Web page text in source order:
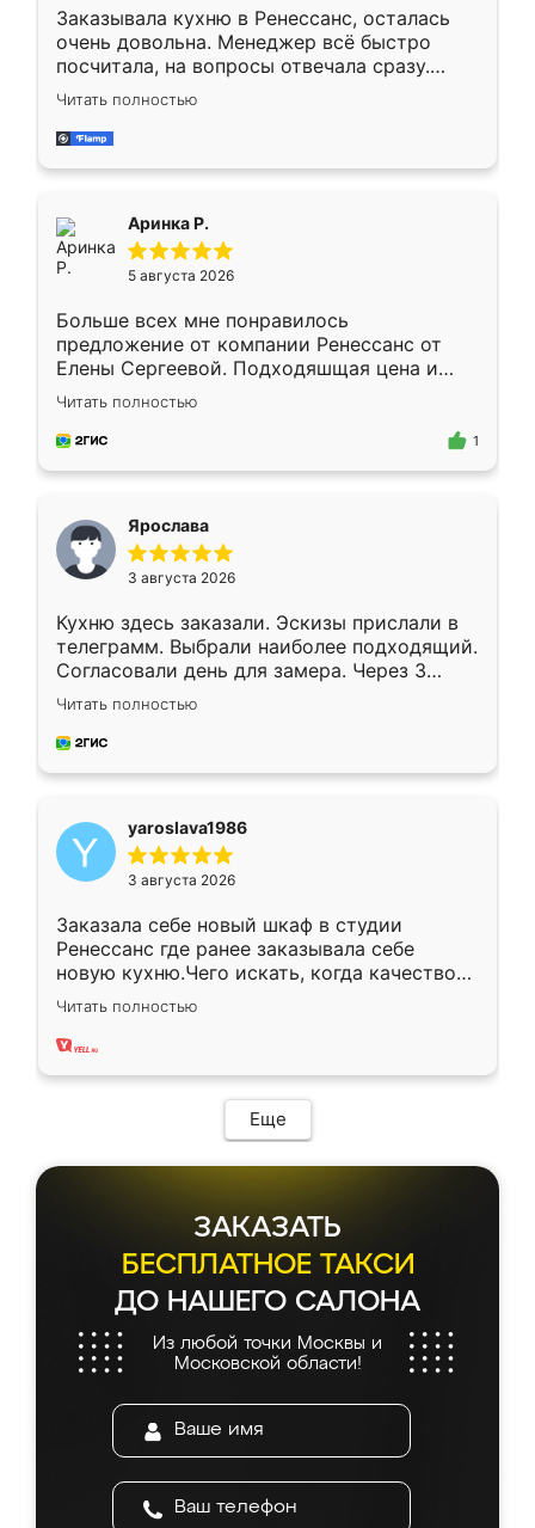
Заказывала кухню в Ренессанс, осталась
очень довольна. Менеджер всё быстро
посчитала, на вопросы отвечала сразу.
Замерщик приехал в субботу, подошёл к
делу со всей ответственностью. Собрали
за день, ребята работали аккуратно, даже
Читать полностью
Аринка Р.
5 августа 2026
Больше всех мне понравилось
предложение от компании Ренессанс от
Елены Сергеевой. Подходяшщая цена и
короткие сроки изготовления. Приехавший
для замера сотрудник Владислав
предложил по моему эскизу самый
Читать полностью
1
Ярослава
3 августа 2026
Кухню здесь заказали. Эскизы прислали в
телеграмм. Выбрали наиболее подходящий.
Согласовали день для замера. Через 3
недели кухня была уже готова. Остались
довольны работой. Спасибо Ренессанс
мебель за качественную работу!
Читать полностью
yaroslava1986
3 августа 2026
Заказала себе новый шкаф в студии
Ренессанс где ранее заказывала себе
новую кухню.Чего искать, когда качеством
вполне довольна. Служит кухня уже почти
два года, нареканий нет.
Читать полностью
Еще
ЗАКАЗАТЬ
БЕСПЛАТНОЕ ТАКСИ
ДО НАШЕГО САЛОНА
Из любой точки Москвы и
Московской области!